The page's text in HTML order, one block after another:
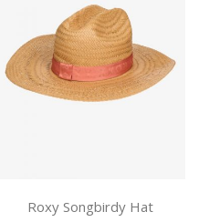
Roxy Songbirdy Hat